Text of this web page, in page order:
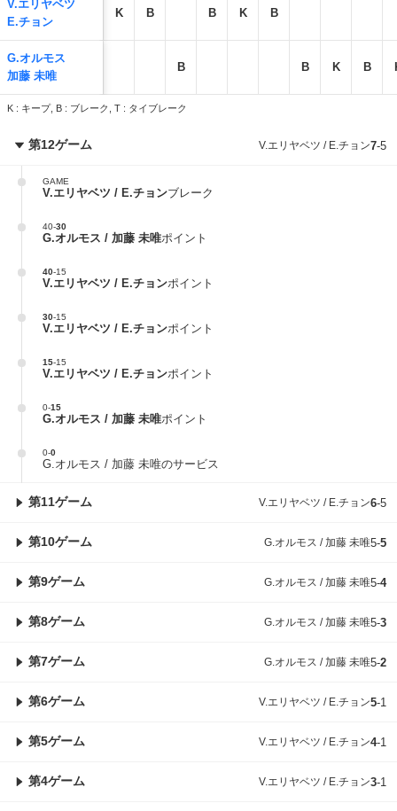
V.エリヤベツ
E.チョン
K B B K B
G.オルモス
加藤 未唯
B B K B
K : キープ, B : ブレーク, T : タイブレーク
第12ゲーム V.エリヤベツ / E.チョン7-5
GAME
V.エリヤベツ / E.チョンブレーク
40-30
G.オルモス / 加藤 未唯ポイント
40-15
V.エリヤベツ / E.チョンポイント
30-15
V.エリヤベツ / E.チョンポイント
15-15
V.エリヤベツ / E.チョンポイント
0-15
G.オルモス / 加藤 未唯ポイント
0-0
G.オルモス / 加藤 未唯のサービス
第11ゲーム V.エリヤベツ / E.チョン6-5
第10ゲーム G.オルモス / 加藤 未唯5-5
第9ゲーム G.オルモス / 加藤 未唯5-4
第8ゲーム G.オルモス / 加藤 未唯5-3
第7ゲーム G.オルモス / 加藤 未唯5-2
第6ゲーム V.エリヤベツ / E.チョン5-1
第5ゲーム V.エリヤベツ / E.チョン4-1
第4ゲーム V.エリヤベツ / E.チョン3-1